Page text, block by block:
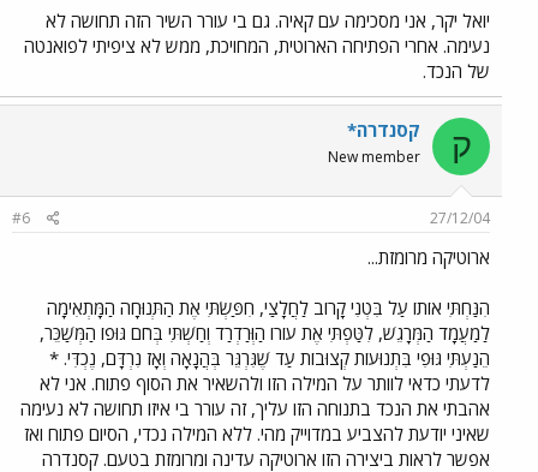
יואל יקר, אני מסכימה עם קאיה. גם בי עורר השיר הזה תחושה לא
נעימה. אחרי הפתיחה הארוטית, המחויכת, ממש לא ציפיתי לפואנטה
של הנכד.
ק קסנדרה*
New member
27/12/04
#6
ארוטיקה מרומזת...
הִנַּחְתִּי אוֹתוֹ עַל בִּטְנִי קָרוֹב לַחֲלָצַי, חִפַּשְׂתִּי אֶת הַתְּנוּחָה הַמָּתְאִימָה
לַמַעֲמָד הַמְּרָגֵשׁ, לִטַּפְתִּי אֶת עוֹרוֹ הַוְּרַדְרַד וְחַשְׁתִּי בְּחֹם גּוּפוֹ הַמְּשַׁכֵּר,
הֵנַעְתִּי גּוּפִי בִּתְנוּעוֹת קְצוּבוֹת עַד שֶׁגִּרְגֵּר בְּהֲנָאָה וְאָז נִרְדָּם, נֶכְדִּי. *
לדעתי כדאי לוותר על המילה הזו ולהשאיר את הסוף פתוח. אני לא
אהבתי את הנכד בתנוחה הזו עליך, זה עורר בי איזו תחושה לא נעימה
שאיני יודעת להצביע במדוייק מהי. ללא המילה נכדי, הסיום פתוח ואז
אפשר לראות ביצירה הזו ארוטיקה עדינה ומרומזת בטעם. קסנדרה